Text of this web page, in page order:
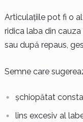
Articulațiile pot fi o
ridica laba din
sau după repaus,
Semne care
șchiopătat
lins excesiv al